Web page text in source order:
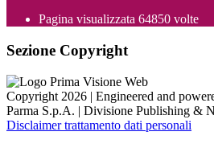
Pagina visualizzata 64850 volte
Sezione Copyright
Copyright 2026 | Engineered and
Parma S.p.A. | Divisione Publishing &
Disclaimer trattamento dati personali